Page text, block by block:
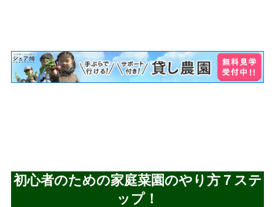
初心者のための家庭菜園のやり方７ステ
ップ！